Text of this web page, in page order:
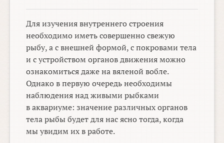
Для изучения внутреннего строения
необходимо иметь совершенно свежую
рыбу, а с внешней формой, с покровами тела
и с устройством органов движения можно
ознакомиться даже на вяленой вобле.
Однако в первую очередь необходимы
наблюдения над живыми рыбками
в аквариуме: значение различных органов
тела рыбы будет для нас ясно тогда, когда
мы увидим их в работе.